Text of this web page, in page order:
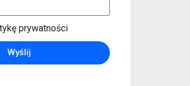
prywatności
Wyślij